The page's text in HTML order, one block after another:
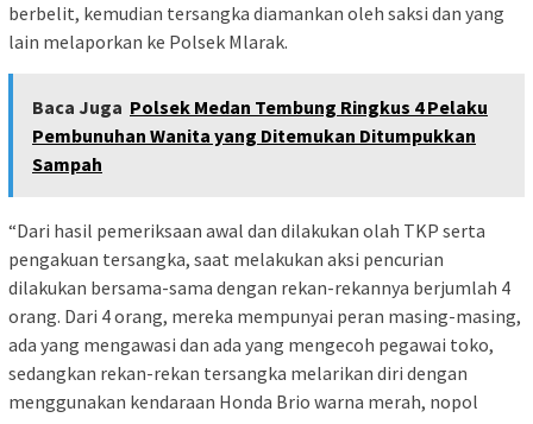
berbelit, kemudian tersangka diamankan oleh saksi dan yang
lain melaporkan ke Polsek Mlarak.
Baca Juga Polsek Medan Tembung Ringkus 4 Pelaku
Pembunuhan Wanita yang Ditemukan Ditumpukkan
Sampah
“Dari hasil pemeriksaan awal dan dilakukan olah TKP serta
pengakuan tersangka, saat melakukan aksi pencurian
dilakukan bersama-sama dengan rekan-rekannya berjumlah 4
orang. Dari 4 orang, mereka mempunyai peran masing-masing,
ada yang mengawasi dan ada yang mengecoh pegawai toko,
sedangkan rekan-rekan tersangka melarikan diri dengan
menggunakan kendaraan Honda Brio warna merah, nopol